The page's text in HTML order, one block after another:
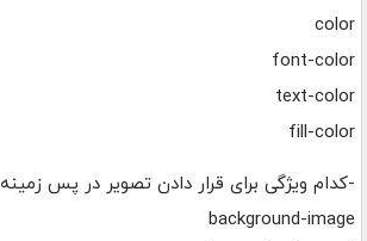
color
font-color
text-color
fill-color
-کدام ویژگی برای قرار دادن تصویر در پس زمینه CSSبه کار می رودد
background-image